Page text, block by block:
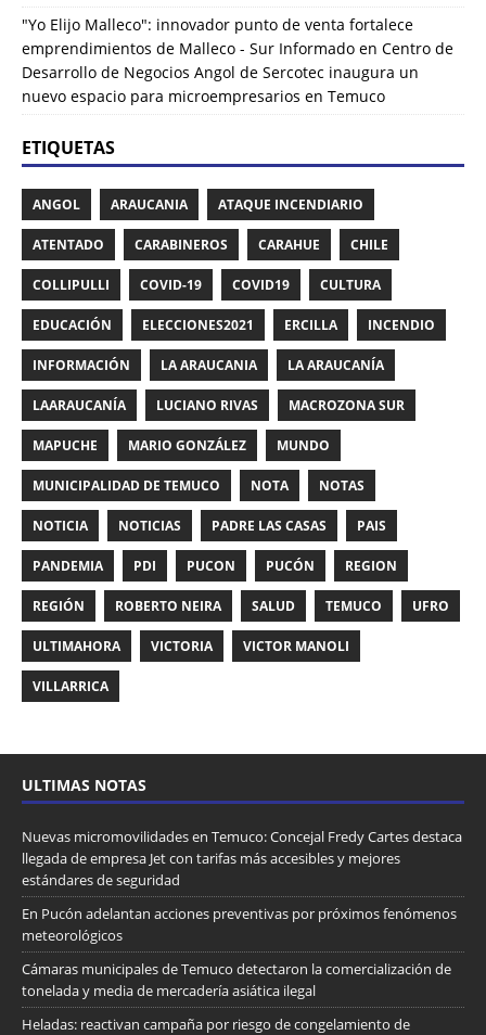
"Yo Elijo Malleco": innovador punto de venta fortalece
emprendimientos de Malleco - Sur Informado en Centro de
Desarrollo de Negocios Angol de Sercotec inaugura un
nuevo espacio para microempresarios en Temuco
ETIQUETAS
ANGOL ARAUCANIA ATAQUE INCENDIARIO
ATENTADO CARABINEROS CARAHUE CHILE
COLLIPULLI COVID-19 COVID19 CULTURA
EDUCACIÓN ELECCIONES2021 ERCILLA INCENDIO
INFORMACIÓN LA ARAUCANIA LA ARAUCANÍA
LAARAUCANÍA LUCIANO RIVAS MACROZONA SUR
MAPUCHE MARIO GONZÁLEZ MUNDO
MUNICIPALIDAD DE TEMUCO NOTA NOTAS
NOTICIA NOTICIAS PADRE LAS CASAS PAIS
PANDEMIA PDI PUCON PUCÓN REGION
REGIÓN ROBERTO NEIRA SALUD TEMUCO UFRO
ULTIMAHORA VICTORIA VICTOR MANOLI
VILLARRICA
ULTIMAS NOTAS
Nuevas micromovilidades en Temuco: Concejal Fredy Cartes destaca
llegada de empresa Jet con tarifas más accesibles y mejores
estándares de seguridad
En Pucón adelantan acciones preventivas por próximos fenómenos
meteorológicos
Cámaras municipales de Temuco detectaron la comercialización de
tonelada y media de mercadería asiática ilegal
Heladas: reactivan campaña por riesgo de congelamiento de